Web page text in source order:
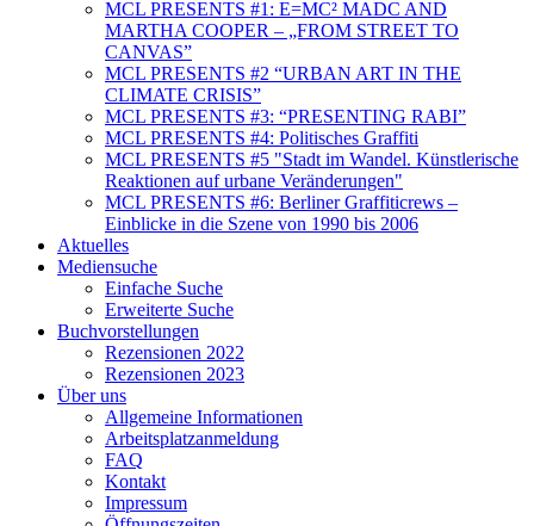
MCL PRESENTS #1: E=MC² MADC AND
MARTHA COOPER – „FROM STREET TO
CANVAS”
MCL PRESENTS #2 “URBAN ART IN THE
CLIMATE CRISIS”
MCL PRESENTS #3: “PRESENTING RABI”
MCL PRESENTS #4: Politisches Graffiti
MCL PRESENTS #5 "Stadt im Wandel. Künstlerische
Reaktionen auf urbane Veränderungen"
MCL PRESENTS #6: Berliner Graffiticrews –
Einblicke in die Szene von 1990 bis 2006
Aktuelles
Mediensuche
Einfache Suche
Erweiterte Suche
Buchvorstellungen
Rezensionen 2022
Rezensionen 2023
Über uns
Allgemeine Informationen
Arbeitsplatzanmeldung
FAQ
Kontakt
Impressum